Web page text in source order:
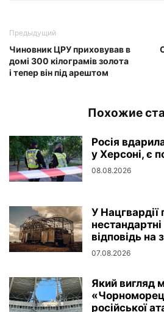
Предыдущий
Чиновник ЦРУ приховував в
домі 300 кілограмів золота
і тепер він під арештом
Похожие
Росія
у Херсоні, є
08.08.2026
У Нацгвардії
відповідь на
07.08.2026
Який вигляд
російської